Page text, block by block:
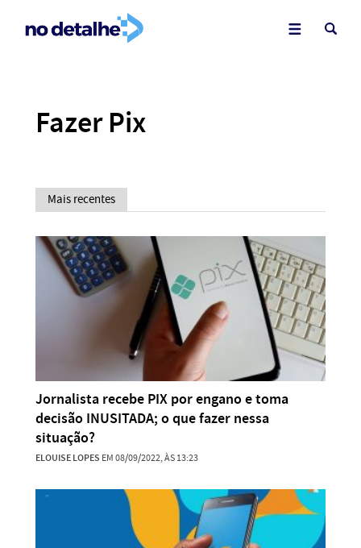
Fazer Pix
Mais recentes
Jornalista recebe PIX por engano e toma
decisão INUSITADA; o que fazer nessa
situação?
ELOUISE LOPES EM 08/09/2022, ÀS 13:23